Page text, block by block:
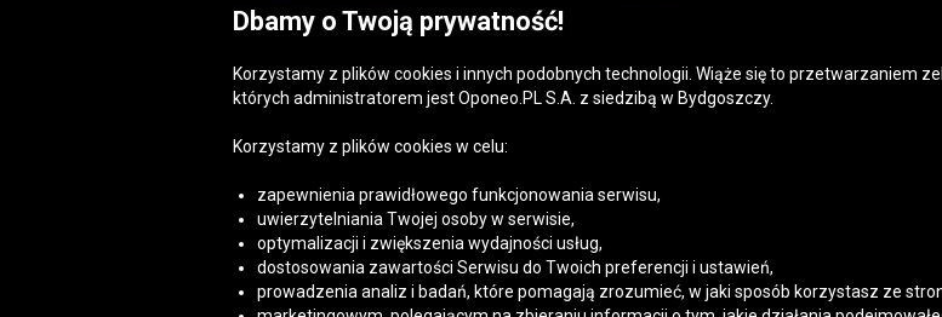
Odstąpienie od umowy
Reklamacja gwarancyjna
Opinie o oponach
Akt o usługach cyfrowych(DSA)
Dostępność cyfrowa
Biuro prasowe
Kręci nas recykling
Mapa fotoradarów
Ustawienia cookies
Dbamy o Twoją prywatność!
Korzystamy z plików cookies i innych podobnych technologii. Wiąże się to przetwarzaniem
których administratorem jest Oponeo.PL S.A. z siedzibą w Bydgoszczy.
Korzystamy z plików cookies w celu:
zapewnienia prawidłowego funkcjonowania serwisu,
uwierzytelniania Twojej osoby w serwisie,
optymalizacji i zwiększenia wydajności usług,
dostosowania zawartości Serwisu do Twoich preferencji i ustawień,
prowadzenia analiz i badań, które pomagają zrozumieć, w jaki sposób korzystasz ze